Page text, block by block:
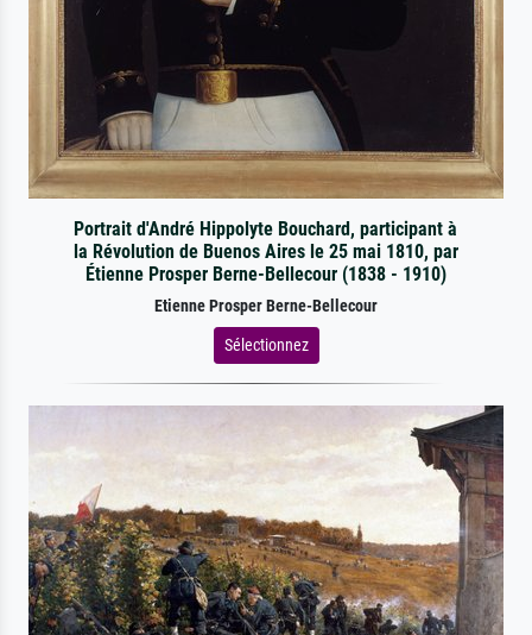
Portrait d'André Hippolyte Bouchard, participant à
la Révolution de Buenos Aires le 25 mai 1810, par
Étienne Prosper Berne-Bellecour (1838 - 1910)
Etienne Prosper Berne-Bellecour
Sélectionnez